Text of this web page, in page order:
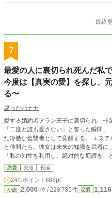
分の気持ちと向き合
選び直して幸せにな
切にしてくれる人を
最終
7
最愛の人に裏切られ死んだ私
今度は【真実の愛】を探し、
る〜
腐ったバナナ
愛する婚約者アラン王子に裏切られ、非
「二度と誰も愛さない」と誓った瞬間
た冷徹な復讐者として覚醒する。 エステルの標的は、自分を裏切った元婚約者
と仲間たち。彼女は未来の知識を武器に
「私の知性を利用し、絶対的な庇護を」
恋愛 完結 長編
24h.ポイント 688pt
小説 2,000 位 / 228,785件 恋愛 1,116